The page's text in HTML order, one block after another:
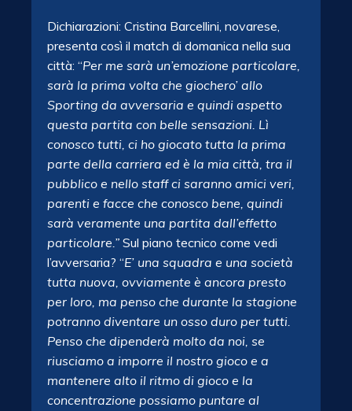
Dichiarazioni: Cristina Barcellini, novarese,
presenta così il match di domanica nella sua
città: “Per me sarà un’emozione particolare,
sarà la prima volta che giochero’ allo
Sporting da avversaria e quindi aspetto
questa partita con belle sensazioni. Lì
conosco tutti, ci ho giocato tutta la prima
parte della carriera ed è la mia città, tra il
pubblico e nello staff ci saranno amici veri,
parenti e facce che conosco bene, quindi
sarà veramente una partita dall’effetto
particolare.” Sul piano tecnico come vedi
l’avversaria? “E’ una squadra e una società
tutta nuova, ovviamente è ancora presto
per loro, ma penso che durante la stagione
potranno diventare un osso duro per tutti.
Penso che dipenderà molto da noi, se
riusciamo a imporre il nostro gioco e a
mantenere alto il ritmo di gioco e la
concentrazione possiamo puntare al